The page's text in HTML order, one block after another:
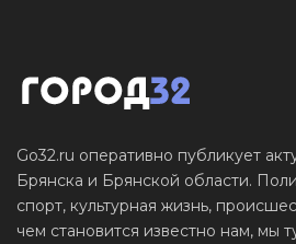
Go32.ru оперативно публикует
Брянска и Брянской области.
спорт, культурная жизнь,
чем становится известно нам, мы